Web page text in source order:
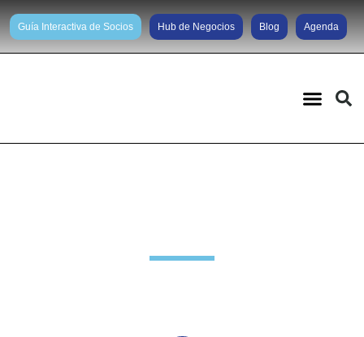
Guía Interactiva de Socios Hub de Negocios Blog Agenda